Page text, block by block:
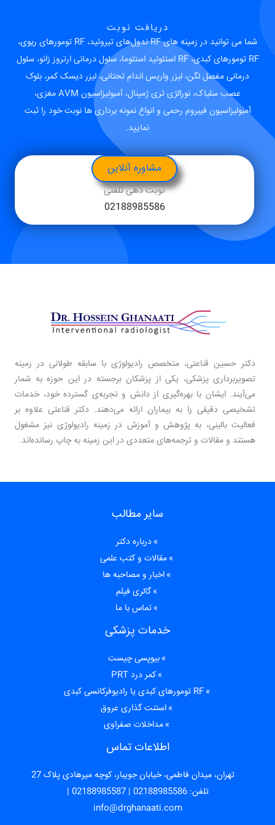
دریافت نوبت
شما می توانید در زمینه های RF ندول‌های تیروئید، RF تومورهای ریوی،
RF تومورهای کبدی، RF استئوئید استئوما، سلول درمانی ارتروز زانو، سلول
درمانی مفصل لگن، لیزر واریس اندام تحتانی، لیزر دیسک کمر، بلوک
عصب سلیاک، نورالژی تری ژمینال، آمبولیزاسیون AVM مغزی،
آمبولیزاسیون فیبروم رحمی و انواع نمونه برداری ها نوبت خود را ثبت
نمایید.
مشاوره آنلاین
نوبت دهی تلفنی
02188985586
دکتر حسین قناعتی، متخصص رادیولوژی با سابقه طولانی در زمینه
تصویربرداری پزشکی، یکی از پزشکان برجسته در این حوزه به شمار
می‌آیند. ایشان با بهره‌گیری از دانش و تجربه‌ی گسترده خود، خدمات
تشخیصی دقیقی را به بیماران ارائه می‌دهند. دکتر قناعتی علاوه بر
فعالیت بالینی، به پژوهش و آموزش در زمینه رادیولوژی نیز مشغول
هستند و مقالات و ترجمه‌های متعددی در این زمینه به چاپ رسانده‌اند.
سایر مطالب
درباره دکتر
مقالات و کتب علمی
اخبار و مصاحبه ها
گالری فیلم
تماس با ما
خدمات پزشکی
بیوپسی چیست
کمر درد PRT
RF تومورهای کبدی یا رادیوفرکانسی کبدی
استنت گذاری عروق
مداخلات صفراوی
اطلاعات تماس
تهران، میدان فاطمی، خیابان جویبار، کوچه میرهادی پلاک 27
تلفن:02188985586
|
02188985587
|
info@drghanaati.com